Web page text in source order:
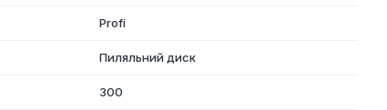
Profi
Пиляльний диск
300